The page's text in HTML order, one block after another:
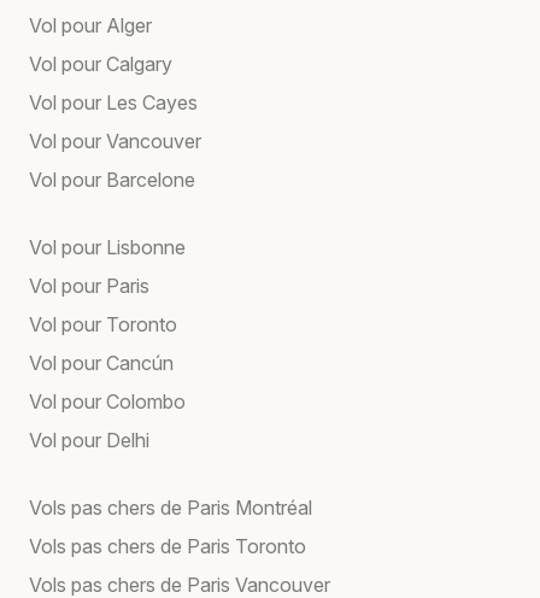
Vol pour Alger
Vol pour Calgary
Vol pour Les Cayes
Vol pour Vancouver
Vol pour Barcelone
Vol pour Lisbonne
Vol pour Paris
Vol pour Toronto
Vol pour Cancún
Vol pour Colombo
Vol pour Delhi
Vols pas chers de Paris Montréal
Vols pas chers de Paris Toronto
Vols pas chers de Paris Vancouver